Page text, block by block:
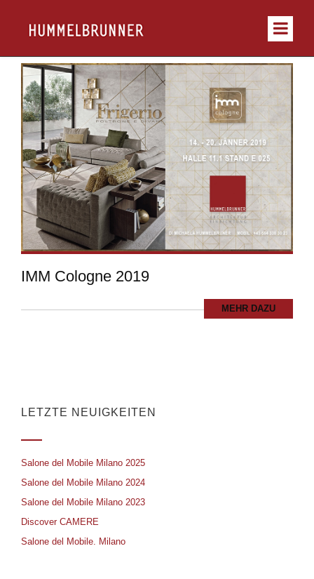
IMM Cologne 2019
MEHR DAZU
LETZTE NEUIGKEITEN
Salone del Mobile Milano 2025
Salone del Mobile Milano 2024
Salone del Mobile Milano 2023
Discover CAMERE
Salone del Mobile. Milano